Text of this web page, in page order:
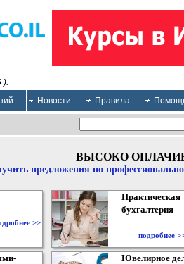
).
Новости Правила
ВЫСОКО
предложения по
>>
Практическая
бухгалтерия
подробнее
Ювелирное